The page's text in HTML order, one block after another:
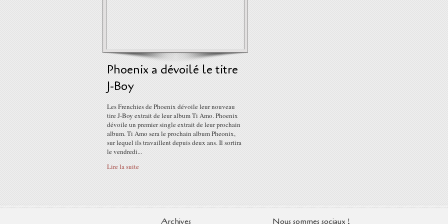
Phoenix a dévoilé le titre
J-Boy
Les Frenchies de Phoenix dévoile leur nouveau
tire J-Boy extrait de leur album Ti Amo. Phoenix
dévoile un premier single extrait de leur prochain
album. Ti Amo sera le prochain album Pheonix,
sur lequel ils travaillent depuis deux ans. Il sortira
le vendredi...
Lire la suite
Archives Nous sommes sociaux !